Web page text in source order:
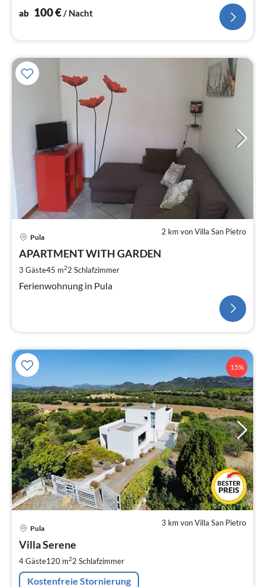
ab 100€/ Nacht
2 km von Villa San Pietro
Pula
APARTMENT WITH GARDEN
3 Gäste45 m22 Schlafzimmer
Ferienwohnung in Pula
15%
3 km von Villa San Pietro
Pula
Villa Serene
4 Gäste120 m22 Schlafzimmer
Kostenfreie Stornierung